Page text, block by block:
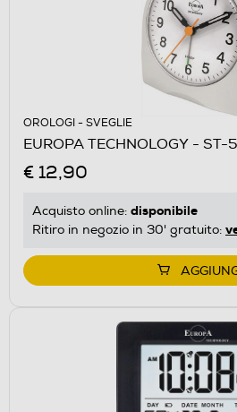
OROLOGI - SVEGLIE
EUROPA TECHNOLOGY -
€ 12,90
Acquisto online: disponibile
Ritiro in negozio in 30' gratuito: